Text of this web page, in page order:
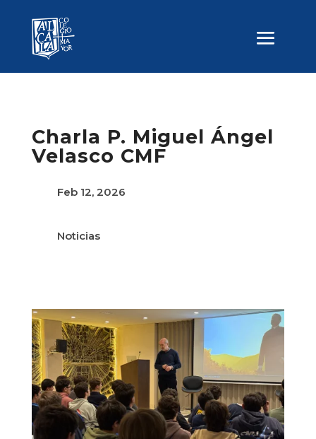
Charla P. Miguel Ángel
Velasco CMF
Feb 12, 2026
Noticias